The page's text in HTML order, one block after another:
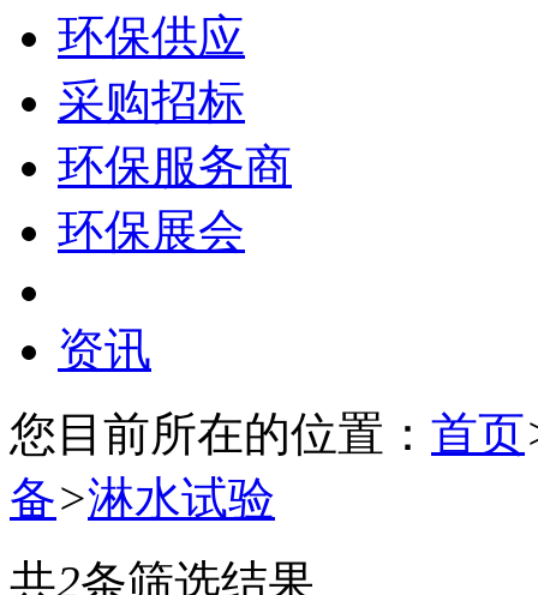
环保供应
采购招标
环保服务商
环保展会
资讯
您目前所在的位置： 首页
备>淋水试验
共2条筛选结果